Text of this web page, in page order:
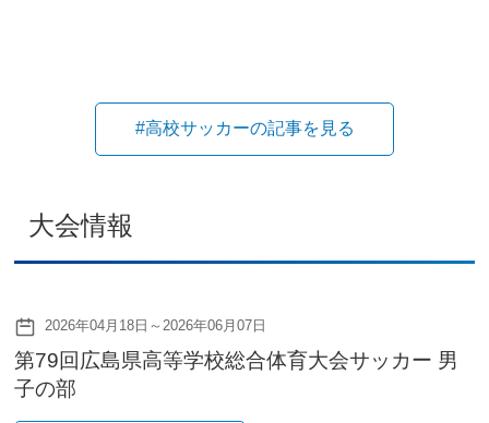
#高校サッカーの記事を見る
大会情報
2026年04月18日～2026年06月07日
第79回広島県高等学校総合体育大会サッカー 男
子の部